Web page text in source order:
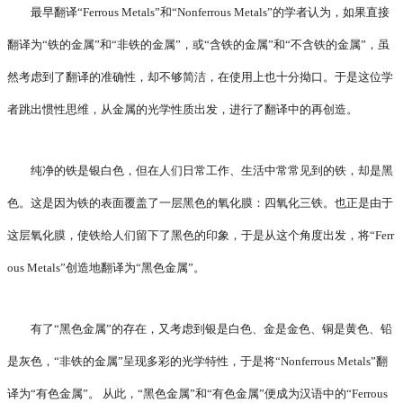
最早翻译“Ferrous Metals”和“Nonferrous Metals”的学者认为，如果直接
翻译为“铁的金属”和“非铁的金属”，或“含铁的金属”和“不含铁的金属”，虽
然考虑到了翻译的准确性，却不够简洁，在使用上也十分拗口。于是这位学
者跳出惯性思维，从金属的光学性质出发，进行了翻译中的再创造。
纯净的铁是银白色，但在人们日常工作、生活中常常见到的铁，却是黑
色。这是因为铁的表面覆盖了一层黑色的氧化膜：四氧化三铁。也正是由于
这层氧化膜，使铁给人们留下了黑色的印象，于是从这个角度出发，将“Ferr
ous Metals”创造地翻译为“黑色金属”。
有了“黑色金属”的存在，又考虑到银是白色、金是金色、铜是黄色、铅
是灰色，“非铁的金属”呈现多彩的光学特性，于是将“Nonferrous Metals”翻
译为“有色金属”。 从此，“黑色金属”和“有色金属”便成为汉语中的“Ferrous